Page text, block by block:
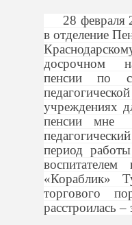
28 февраля
в отделение
досрочном
пенсии по
учреждениях
пенсии мне
период
«Кораблик»
торгового
расстроилась